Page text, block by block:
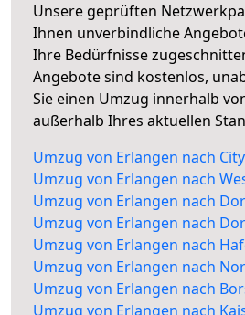
Unsere geprüften
Ihnen unverbindliche
Ihre Bedürfnisse
Angebote sind kostenlos,
Sie einen Umzug innerhalb
außerhalb Ihres aktuellen
Umzug von Erlangen nach City
Umzug von Erlangen nach
Umzug von Erlangen nach
Umzug von Erlangen nach
Umzug von Erlangen nach
Umzug von Erlangen nach
Umzug von Erlangen nach
Umzug von Erlangen nach